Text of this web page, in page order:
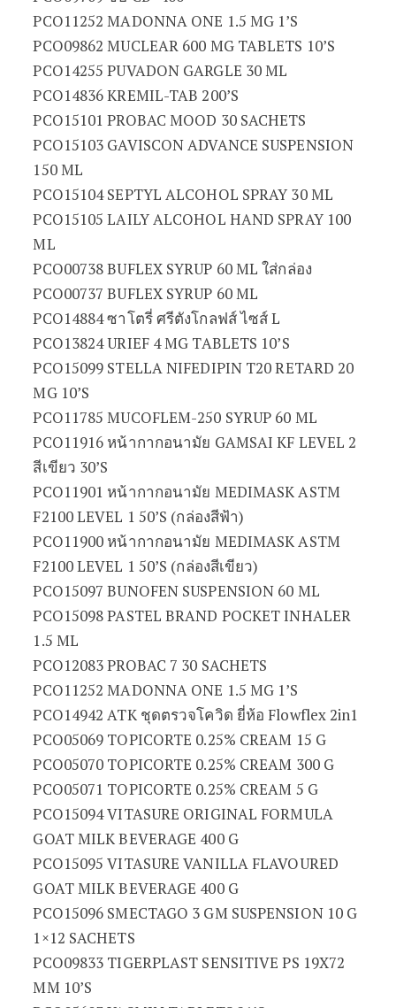
PCO11252 MADONNA ONE 1.5 MG 1’S
PCO09862 MUCLEAR 600 MG TABLETS 10’S
PCO14255 PUVADON GARGLE 30 ML
PCO14836 KREMIL-TAB 200’S
PCO15101 PROBAC MOOD 30 SACHETS
PCO15103 GAVISCON ADVANCE SUSPENSION
150 ML
PCO15104 SEPTYL ALCOHOL SPRAY 30 ML
PCO15105 LAILY ALCOHOL HAND SPRAY 100
ML
PCO00738 BUFLEX SYRUP 60 ML ใส่กล่อง
PCO00737 BUFLEX SYRUP 60 ML
PCO14884 ซาโตรี่ ศรีตังโกลฟส์ ไซส์ L
PCO13824 URIEF 4 MG TABLETS 10’S
PCO15099 STELLA NIFEDIPIN T20 RETARD 20
MG 10’S
PCO11785 MUCOFLEM-250 SYRUP 60 ML
PCO11916 หน้ากากอนามัย GAMSAI KF LEVEL 2
สีเขียว 30’S
PCO11901 หน้ากากอนามัย MEDIMASK ASTM
F2100 LEVEL 1 50’S (กล่องสีฟ้า)
PCO11900 หน้ากากอนามัย MEDIMASK ASTM
F2100 LEVEL 1 50’S (กล่องสีเขียว)
PCO15097 BUNOFEN SUSPENSION 60 ML
PCO15098 PASTEL BRAND POCKET INHALER
1.5 ML
PCO12083 PROBAC 7 30 SACHETS
PCO11252 MADONNA ONE 1.5 MG 1’S
PCO14942 ATK ชุดตรวจโควิด ยี่ห้อ Flowflex 2in1
PCO05069 TOPICORTE 0.25% CREAM 15 G
PCO05070 TOPICORTE 0.25% CREAM 300 G
PCO05071 TOPICORTE 0.25% CREAM 5 G
PCO15094 VITASURE ORIGINAL FORMULA
GOAT MILK BEVERAGE 400 G
PCO15095 VITASURE VANILLA FLAVOURED
GOAT MILK BEVERAGE 400 G
PCO15096 SMECTAGO 3 GM SUSPENSION 10 G
1×12 SACHETS
PCO09833 TIGERPLAST SENSITIVE PS 19X72
MM 10’S